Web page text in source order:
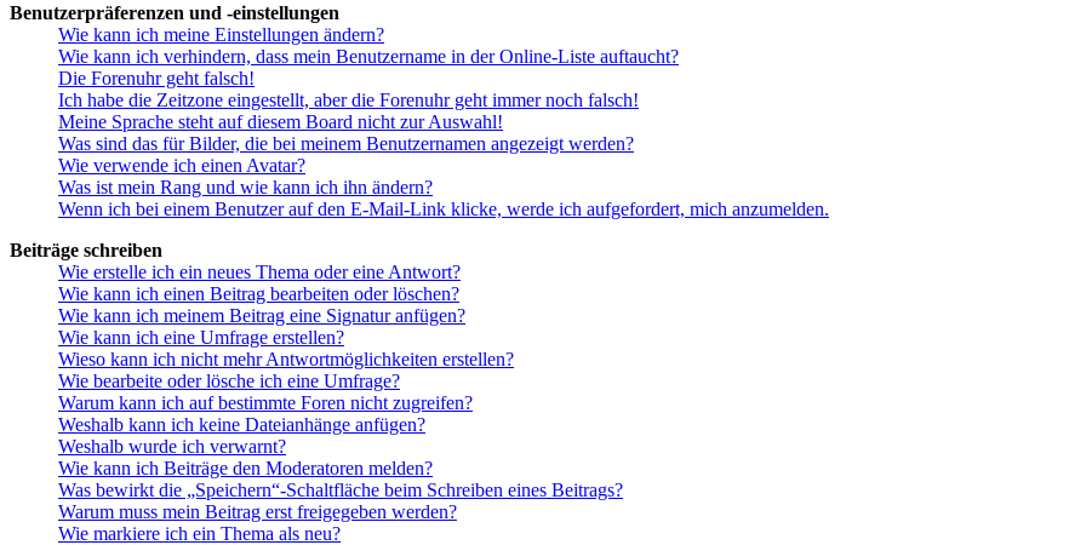
Benutzerpräferenzen und -einstellungen
Wie kann ich meine Einstellungen ändern?
Wie kann ich verhindern, dass mein Benutzername in der Online-Liste auftaucht?
Die Forenuhr geht falsch!
Ich habe die Zeitzone eingestellt, aber die Forenuhr geht immer noch falsch!
Meine Sprache steht auf diesem Board nicht zur Auswahl!
Was sind das für Bilder, die bei meinem Benutzernamen angezeigt werden?
Wie verwende ich einen Avatar?
Was ist mein Rang und wie kann ich ihn ändern?
Wenn ich bei einem Benutzer auf den E-Mail-Link klicke, werde ich aufgefordert, mich anzumelden.
Beiträge schreiben
Wie erstelle ich ein neues Thema oder eine Antwort?
Wie kann ich einen Beitrag bearbeiten oder löschen?
Wie kann ich meinem Beitrag eine Signatur anfügen?
Wie kann ich eine Umfrage erstellen?
Wieso kann ich nicht mehr Antwortmöglichkeiten erstellen?
Wie bearbeite oder lösche ich eine Umfrage?
Warum kann ich auf bestimmte Foren nicht zugreifen?
Weshalb kann ich keine Dateianhänge anfügen?
Weshalb wurde ich verwarnt?
Wie kann ich Beiträge den Moderatoren melden?
Was bewirkt die „Speichern“-Schaltfläche beim Schreiben eines Beitrags?
Warum muss mein Beitrag erst freigegeben werden?
Wie markiere ich ein Thema als neu?